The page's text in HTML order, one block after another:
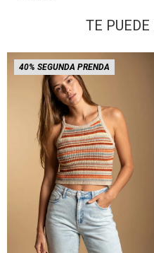
TE
40% SEGUNDA PRENDA